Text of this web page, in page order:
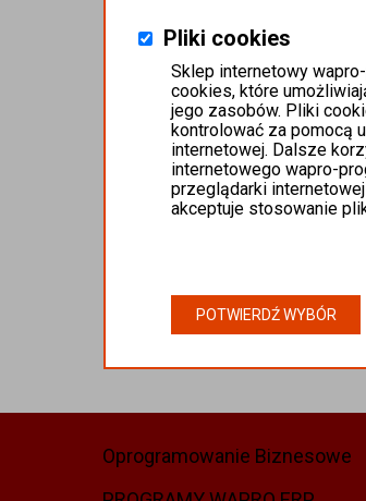
Oprogramowanie Biznesowe
Pliki cookies
Sklep internetowy
cookies, które
jego zasobów. Pliki
kontrolować za pomocą
internetowej. Dalsze
internetowego wapro-
przeglądarki
akceptuje stosowanie
POTWIERDŹ WYBÓR